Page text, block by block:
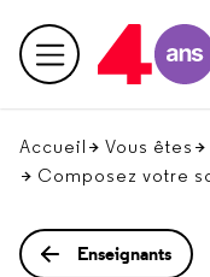
en
haut
Menu principal
Accueil Vous êtes
Composez votre
Enseignants